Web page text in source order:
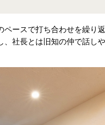
ースで打ち合わせを繰
社長とは旧知の仲で話し